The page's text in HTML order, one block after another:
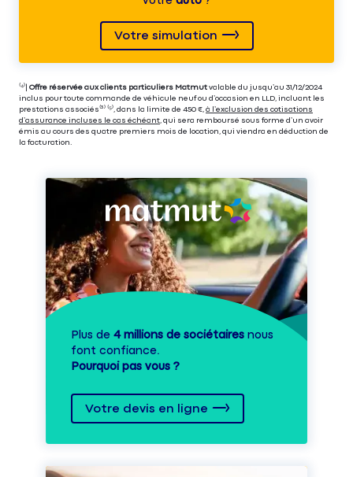
Votre simulation
⁽⁴⁾| Offre réservée aux clients particuliers Matmut valable du jusqu’au 31/12/2024
inclus pour toute commande de véhicule neuf ou d’occasion en LLD, incluant les
prestations associés⁽³⁾ ⁽⁵⁾, dans la limite de 450 €, à l’exclusion des cotisations
d’assurance incluses le cas échéant , qui sera remboursé sous forme d’un avoir
émis au cours des quatre premiers mois de location, qui viendra en déduction de
la facturation.
Plus de 4 millions de sociétaires nous
font confiance.
Pourquoi pas vous ?
Votre devis en ligne